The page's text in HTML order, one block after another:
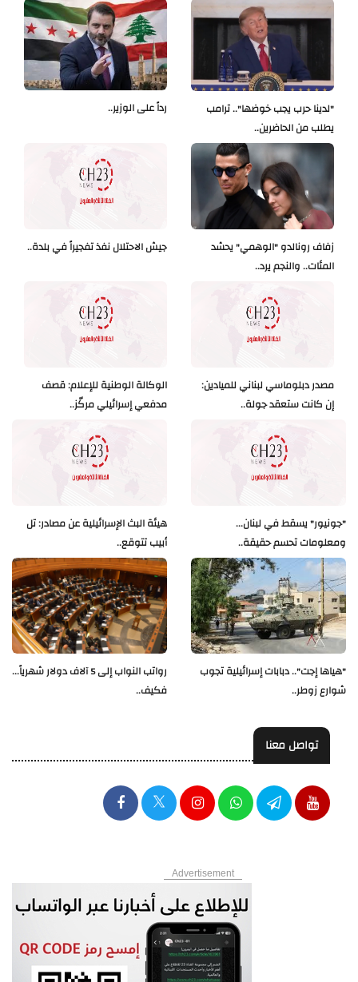
رداً على الوزير..
"لدينا حرب يجب خوضها".. ترامب
يطلب من الحاضرين..
جيش الاحتلال نفذ تفجيراً في بلدة..
زفاف رونالدو "الوهمي" يحشد
المئات.. والنجم يرد..
الوكالة الوطنية للإعلام: قصف
مدفعي إسرائيلي مركّز..
مصدر دبلوماسي لبناني للميادين:
إن كانت ستعقد جولة..
هيئة البث الإسرائيلية عن مصادر: تل
أبيب تتوقع..
"جونيور" يسقط في لبنان...
ومعلومات تحسم حقيقة..
رواتب النواب إلى 5 آلاف دولار شهرياً...
فكيف..
"هياها إجت".. دبابات إسرائيلية تجوب
شوارع زوطر..
تواصل معنا
Advertisement